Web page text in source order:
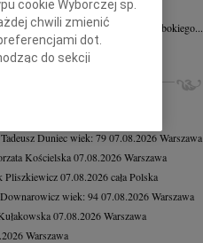
Poznań
Paplaczykowi wyrazy głębokiego...
Duniecwiek: 7907.08.2026Warszawa
Kościelska07.08.2026Warszawa
Pliszkiewicz07.08.2026cała Polska
wiek: 9407.08.2026Warszawa
07.08.2026Warszawa
Warszawa
cookie Wyborczej sp.
chwili zmienić
dot.
do sekcji
przeglądarki.
identyfikacji.
pomiar reklam i